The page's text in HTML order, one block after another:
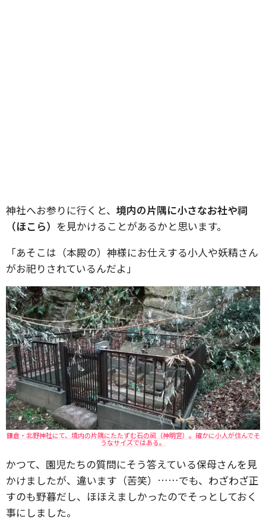
神社へお参りに行くと、 境内の片隅に小さなお社や祠
（ほこら） を見かけることがあるかと思います。
「あそこは（本殿の）神様にお仕えする小人や妖精さん
がお祀りされているんだよ」
鎌倉・北野神社にて、境内の片隅にたたずむ石の祠（神明宮）。確かに小人が住んでそ
うなサイズではある。
かつて、園児たちの質問にそう答えている保母さんを見
かけましたが、違います（苦笑）……でも、わざわざ正
すのも野暮だし、ほほえましかったのでそっとしておく
事にしました。